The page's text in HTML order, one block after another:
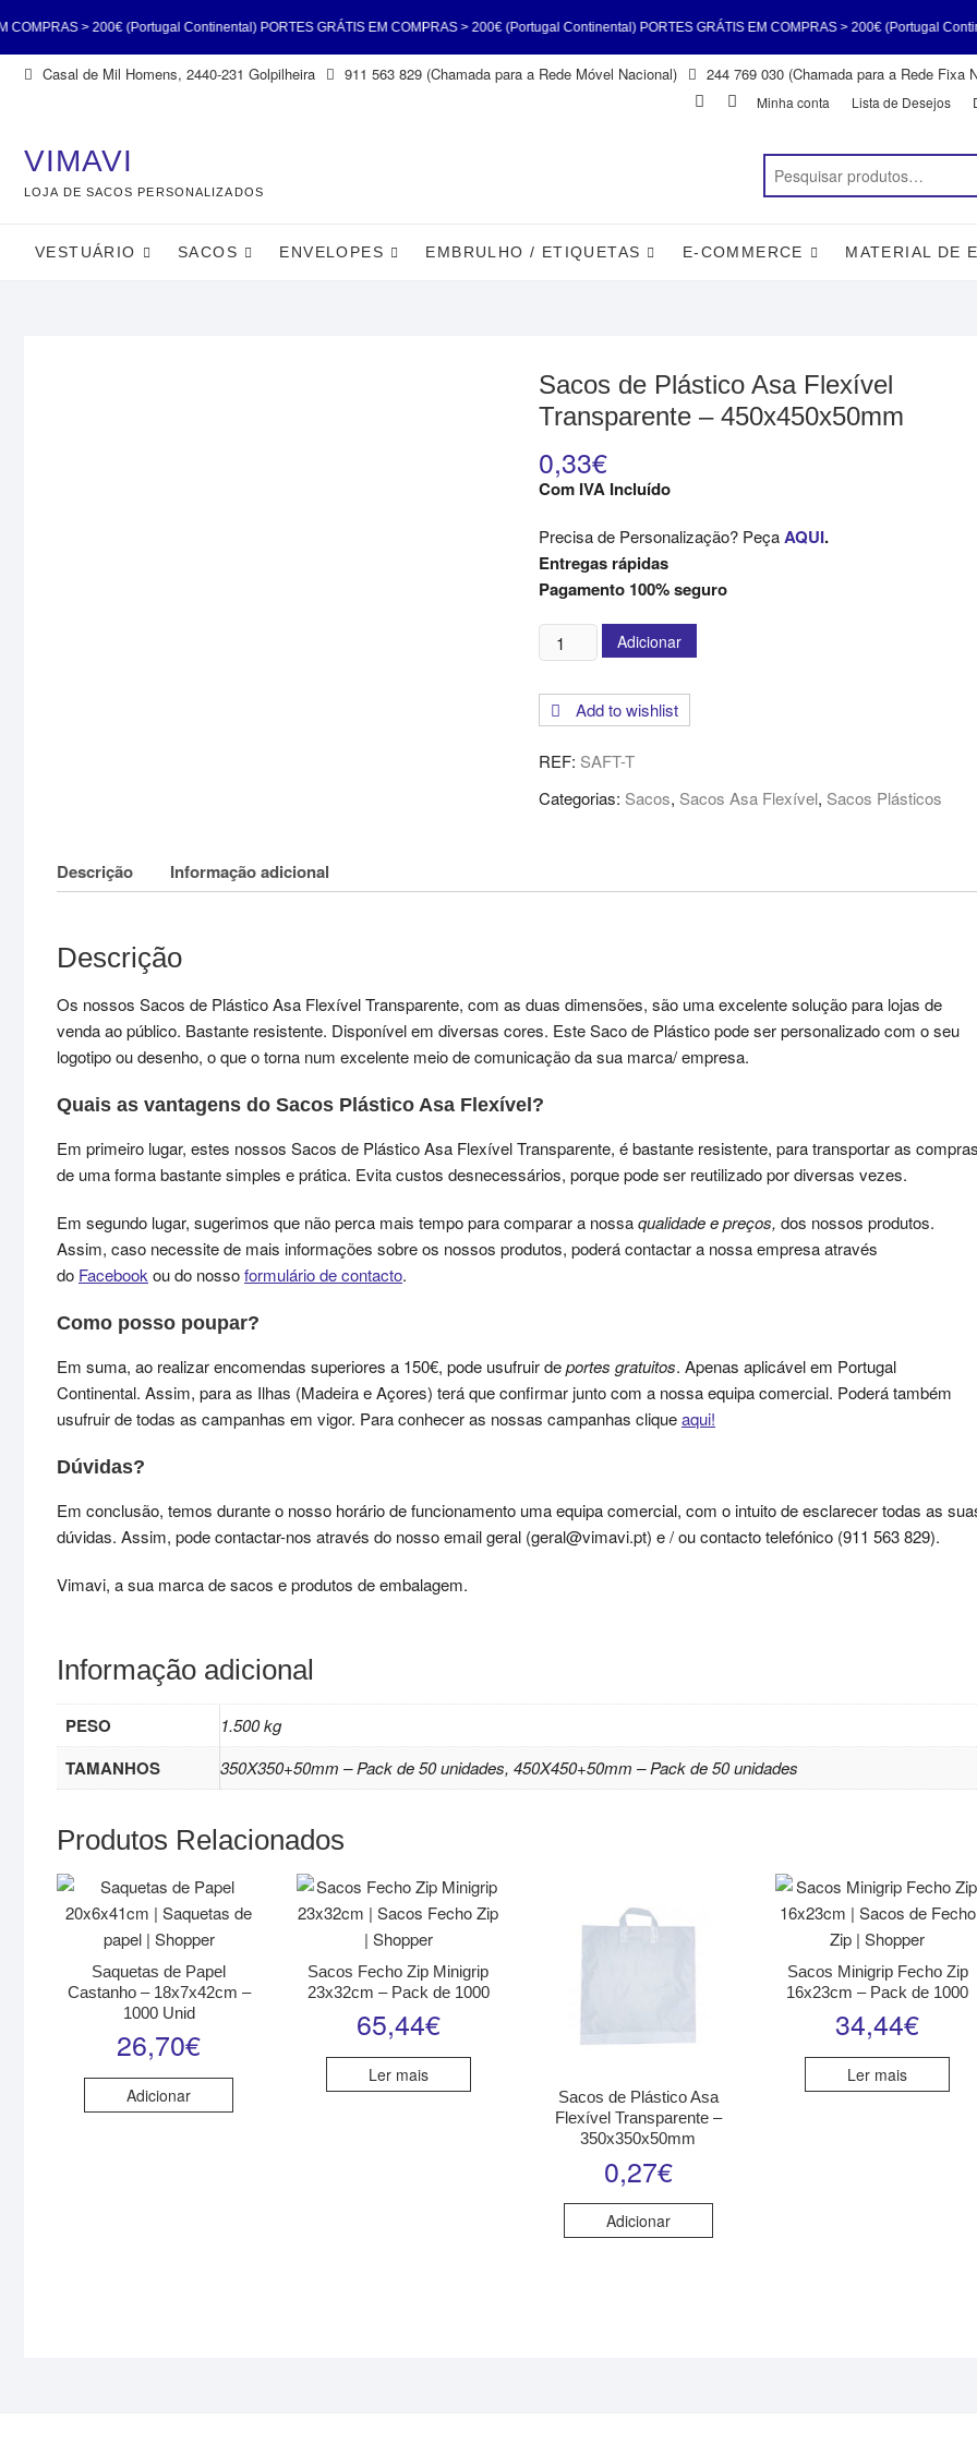
(Portugal Continental) PORTES GRÁTIS EM COMPRAS > 200€ (Portugal Continental) PORTES GRÁTIS EM COMPRAS > 200€ (Portugal Continental) PORTES
> 200€ (Portugal Continental) PORTES GRÁTIS EM COMPRAS > 200€ (Portugal Continental) PORTES GRÁTIS EM COMPRAS > 200€ (Portugal
Skip Casal de Mil Homens, 2440-231 Golpilheira 911 563 829 (Chamada para a Rede Móvel Nacional) 244 769 030 (Chamada para a Rede Fixa
FacebookInstagram
Minha conta Lista de Desejos
VIMAVI
LOJA DE SACOS PERSONALIZADOS
VESTUÁRIO SACOS ENVELOPES EMBRULHO / ETIQUETAS E-COMMERCE MATERIAL DE
Sacos de Plástico Asa Flexível
Transparente – 450x450x50mm
0,33€
Com IVA Incluído
Precisa de Personalização? PeçaAQUI.
Entregas rápidas
Pagamento 100% seguro
Quantidade
de
de
Asa
Flexível
Adicionar
Add to wishlist
REF: SAFT-T
Categorias: Sacos, Sacos Asa Flexível, Sacos Plásticos
Descrição Informação adicional
Descrição
Os nossos Sacos de Plástico Asa Flexível Transparente, com as duas dimensões, são uma excelente solução para lojas de
venda ao público. Bastante resistente. Disponível em diversas cores. Este Saco de Plástico pode ser personalizado com o seu
logotipo ou desenho, o que o torna num excelente meio de comunicação da sua marca/ empresa.
Quais as vantagens do Sacos Plástico Asa Flexível?
Em primeiro lugar, estes nossos Sacos de Plástico Asa Flexível Transparente, é bastante resistente, para transportar as
de uma forma bastante simples e prática. Evita custos desnecessários, porque pode ser reutilizado por diversas vezes.
Em segundo lugar, sugerimos que não perca mais tempo para comparar a nossaqualidade e preços, dos nossos produtos.
Assim, caso necessite de mais informações sobre os nossos produtos, poderá contactar a nossa empresa através
do Facebookou do nossoformulário de contacto.
Como posso poupar?
Em suma, ao realizar encomendas superiores a 150€, pode usufruir deportes gratuitos. Apenas aplicável em Portugal
Continental. Assim, para as Ilhas (Madeira e Açores) terá que confirmar junto com a nossa equipa comercial. Poderá também
usufruir de todas as campanhas em vigor. Para conhecer as nossas campanhas cliqueaqui!
Dúvidas?
Em conclusão, temos durante o nosso horário de funcionamento uma equipa comercial, com o intuito de esclarecer todas as
dúvidas. Assim, pode contactar-nos através do nosso email geral (geral@vimavi.pt) e / ou contacto telefónico (911 563 829).
Vimavi, a sua marca de sacos e produtos de embalagem.
Informação adicional
PESO 1.500 kg
TAMANHOS 350X350+50mm – Pack de 50 unidades, 450X450+50mm – Pack de 50 unidades
Produtos Relacionados
Saquetas de Papel
Castanho – 18x7x42cm –
1000 Unid
26,70€
Adicionar
Sacos Fecho Zip Minigrip
23x32cm – Pack de 1000
65,44€
Ler mais
Sacos de Plástico Asa
Flexível Transparente –
350x350x50mm
0,27€
Adicionar
Sacos Minigrip Fecho Zip
16x23cm – Pack de 1000
34,44€
Ler mais